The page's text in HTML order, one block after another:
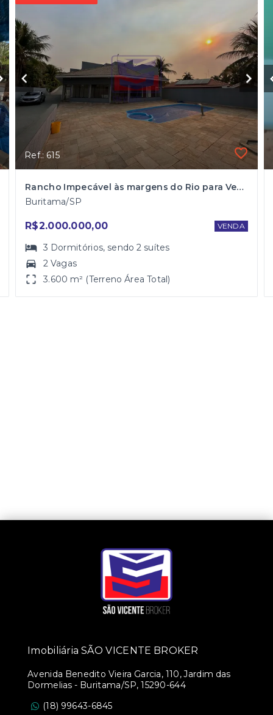
Ref.: 615
Rancho Impecável às margens do Rio para Venda em Buritama
Buritama/SP
R$2.000.000,00 VENDA
3 Dormitórios, sendo2 suítes
2 Vagas
3.600 m² (Terreno Área Total)
Imobiliária SÃO VICENTE BROKER
Avenida Benedito Vieira Garcia, 110, Jardim das
Dormelias - Buritama/SP, 15290-644
(18) 99643-6845